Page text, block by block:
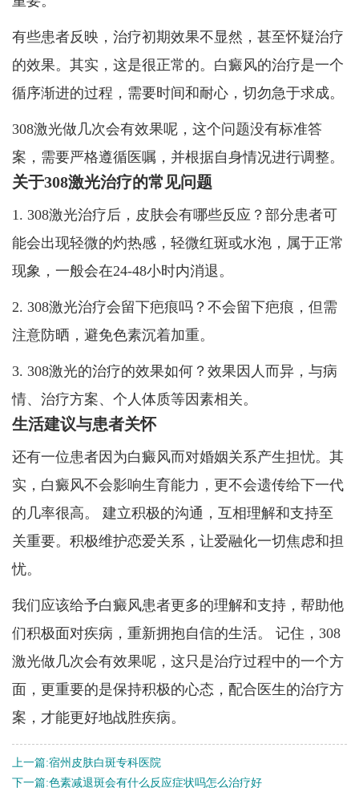
有些患者反映，治疗初期效果不显然，甚至怀疑治疗
的效果。其实，这是很正常的。白癜风的治疗是一个
循序渐进的过程，需要时间和耐心，切勿急于求成。
308激光做几次会有效果呢，这个问题没有标准答
案，需要严格遵循医嘱，并根据自身情况进行调整。
关于308激光治疗的常见问题
1. 308激光治疗后，皮肤会有哪些反应？部分患者可
能会出现轻微的灼热感，轻微红斑或水泡，属于正常
现象，一般会在24-48小时内消退。
2. 308激光治疗会留下疤痕吗？不会留下疤痕，但需
注意防晒，避免色素沉着加重。
3. 308激光的治疗的效果如何？效果因人而异，与病
情、治疗方案、个人体质等因素相关。
生活建议与患者关怀
还有一位患者因为白癜风而对婚姻关系产生担忧。其
实，白癜风不会影响生育能力，更不会遗传给下一代
的几率很高。 建立积极的沟通，互相理解和支持至
关重要。积极维护恋爱关系，让爱融化一切焦虑和担
忧。
我们应该给予白癜风患者更多的理解和支持，帮助他
们积极面对疾病，重新拥抱自信的生活。 记住，308
激光做几次会有效果呢，这只是治疗过程中的一个方
面，更重要的是保持积极的心态，配合医生的治疗方
案，才能更好地战胜疾病。
上一篇:宿州皮肤白斑专科医院
下一篇:色素减退斑会有什么反应症状吗怎么治疗好